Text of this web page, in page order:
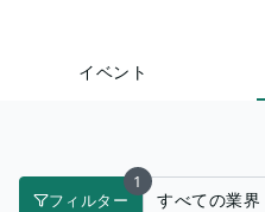
イベント
フィルター
1
すべての業界